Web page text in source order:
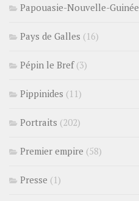
Papouasie-Nouvelle-Guinée
Pays de Galles (16)
Pépin le Bref(3)
Pippinides (11)
Portraits (202)
Premier empire (58)
Presse (1)